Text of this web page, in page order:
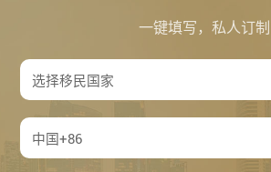
一键填写，私人订制